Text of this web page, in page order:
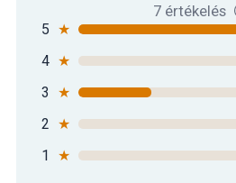
7 értékelés
5 ★
4 ★
3
★
2 ★
1
★